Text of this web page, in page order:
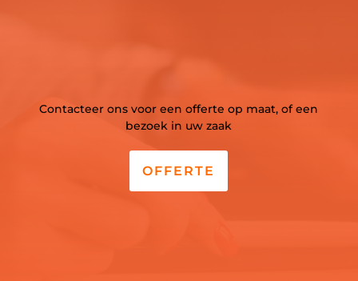
Contacteer ons voor een offerte op maat, of een
bezoek in uw zaak
OFFERTE